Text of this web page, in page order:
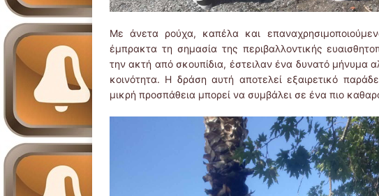
Με άνετα ρούχα, καπέλα και
έμπρακτα τη σημασία της περιβαλλοντικής
την ακτή από σκουπίδια, έστειλαν ένα δυνατό μήνυμα
κοινότητα. Η δράση αυτή αποτελεί εξαιρετικό
μικρή προσπάθεια μπορεί να συμβάλει σε ένα πιο